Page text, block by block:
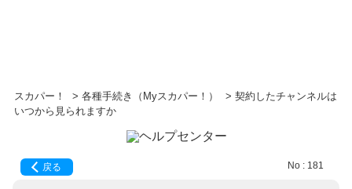
スカパー！ > 各種手続き（Myスカパー！） > 契約したチャンネルは
いつから見られますか
戻る No : 181